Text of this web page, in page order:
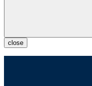
close